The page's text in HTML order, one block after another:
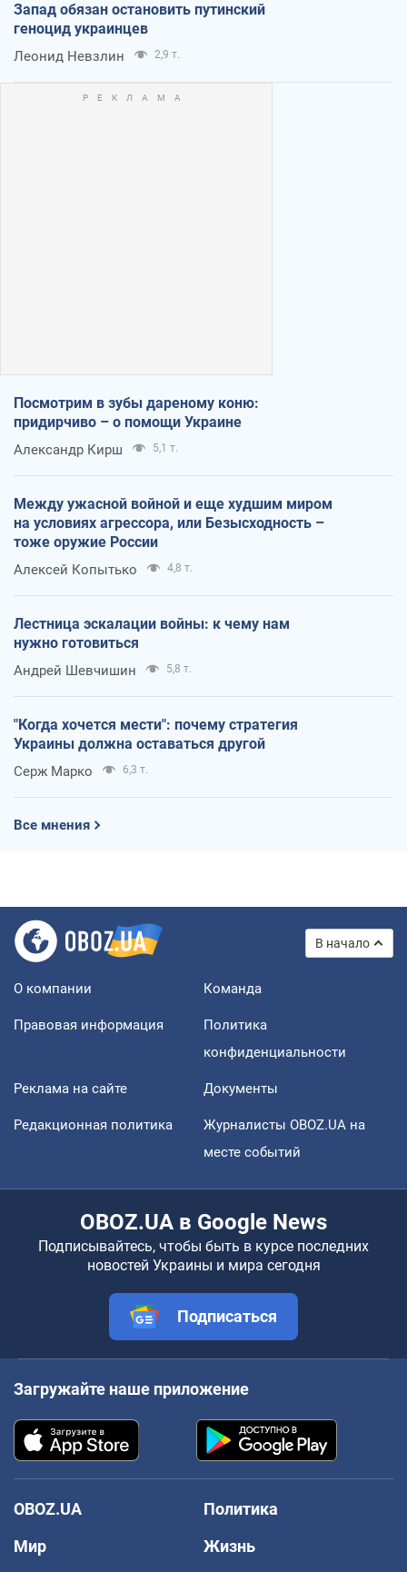
Запад обязан остановить путинский
геноцид украинцев
Леонид Невзлин 2,9 т.
Посмотрим в зубы дареному коню:
придирчиво – о помощи Украине
Александр Кирш 5,1 т.
Между ужасной войной и еще худшим миром
на условиях агрессора, или Безысходность –
тоже оружие России
Алексей Копытько 4,8 т.
Лестница эскалации войны: к чему нам
нужно готовиться
Андрей Шевчишин 5,8 т.
"Когда хочется мести": почему стратегия
Украины должна оставаться другой
Серж Марко 6,3 т.
Все мнения
В начало
О компании Команда
Правовая информация
Политика
конфиденциальности
Реклама на сайте Документы
Редакционная политика
Журналисты OBOZ.UA на
месте событий
OBOZ.UA в Google News
Подписывайтесь, чтобы быть в курсе последних
новостей Украины и мира сегодня
Подписаться
Загружайте наше приложение
OBOZ.UA
Политика
Мир
Жизнь